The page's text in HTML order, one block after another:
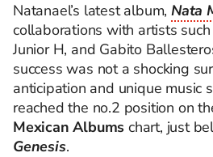
Natanael’s latest album, Nata
collaborations with artists such
Junior H, and Gabito
success was not a shocking
anticipation and unique music
reached the no.2 position on
Mexican Albums chart, just
Genesis.